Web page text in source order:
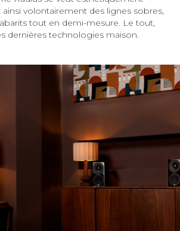
ainsi volontairement des lignes sobres,
tout en demi-mesure. Le tout,
dernières technologies maison.